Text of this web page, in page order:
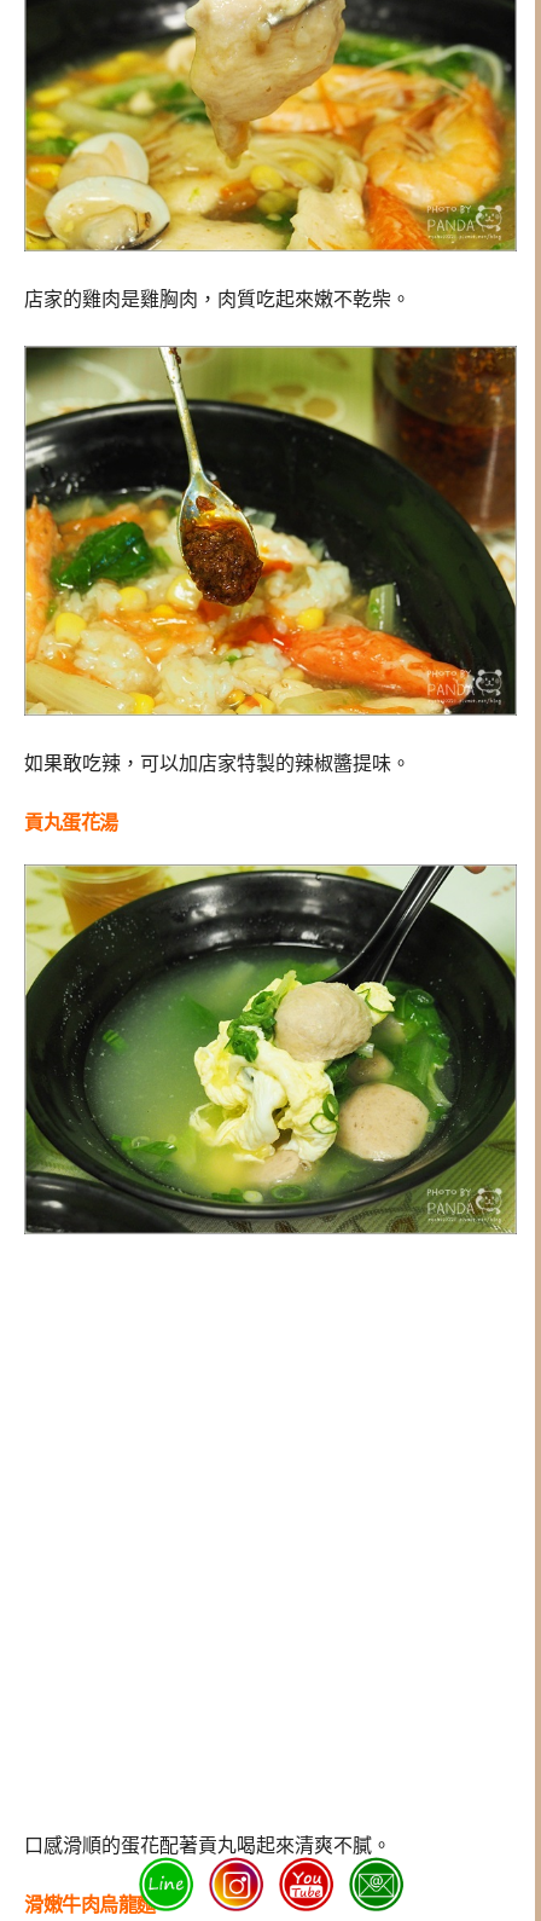
店家的雞肉是雞胸肉，肉質吃起來嫩不乾柴。
如果敢吃辣，可以加店家特製的辣椒醬提味。
貢丸蛋花湯
口感滑順的蛋花配著貢丸喝起來清爽不膩。
滑嫩牛肉烏龍麵